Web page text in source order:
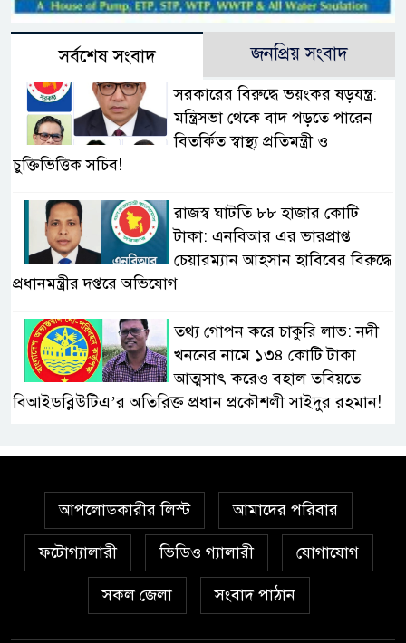
সর্বশেষ সংবাদ জনপ্রিয় সংবাদ
সরকারের বিরুদ্ধে ভয়ংকর ষড়যন্ত্র:
মন্ত্রিসভা থেকে বাদ পড়তে পারেন
বিতর্কিত স্বাস্থ্য প্রতিমন্ত্রী ও
চুক্তিভিত্তিক সচিব!
রাজস্ব ঘাটতি ৮৮ হাজার কোটি
টাকা: এনবিআর এর ভারপ্রাপ্ত
চেয়ারম্যান আহসান হাবিবের বিরুদ্ধে
প্রধানমন্ত্রীর দপ্তরে অভিযোগ
তথ্য গোপন করে চাকুরি লাভ: নদী
খননের নামে ১৩৪ কোটি টাকা
আত্মসাৎ করেও বহাল তবিয়তে
বিআইডব্লিউটিএ’র অতিরিক্ত প্রধান প্রকৌশলী সাইদুর রহমান!
তোয়াক্কা করছেন না চুক্তিভিত্তিক
বিআইডব্লিউটিএর সহকারী সমন্বয়
কর্মকর্তা আহসান হাবীবের বিরুদ্ধে
কোটি কোটি টাকার অবৈধ সম্পদ
আপলোডকারীর লিস্ট আমাদের পরিবার
ফটোগ্যালারী ভিডিও গ্যালারী যোগাযোগ
সকল জেলা সংবাদ পাঠান